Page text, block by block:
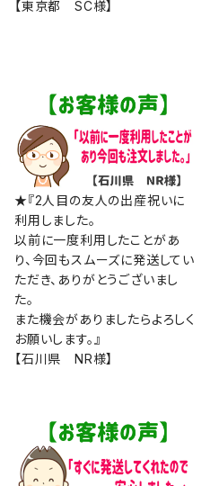
【東京都 SC様】
★『2人目の友人の出産祝いに
利用しました。
以前に一度利用したことがあ
り、今回もスムーズに発送してい
ただき、ありがとうございまし
た。
また機会がありましたらよろしく
お願いします。』
【石川県 NR様】